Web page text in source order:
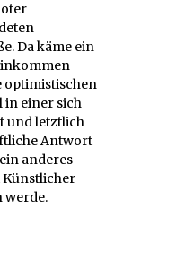
Da käme ein
optimistischen
in einer sich
und letztlich
Antwort
anderes
werde.